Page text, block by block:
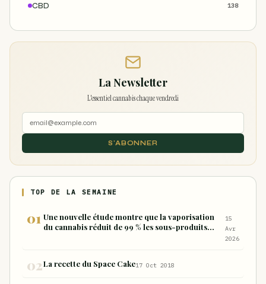
CBD 138
La Newsletter
L'essentiel cannabis chaque vendredi
S'ABONNER
TOP DE LA SEMAINE
Une nouvelle étude montre que la vaporisation
du cannabis réduit de 99 % les sous-produits
15
Avr
2026
La recette du Space Cake17 Oct 2018